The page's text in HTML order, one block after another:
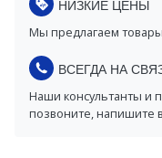
НИЗКИЕ ЦЕНЫ
Мы предлагаем
ВСЕГДА НА
Наши консультанты и
позвоните, напишите